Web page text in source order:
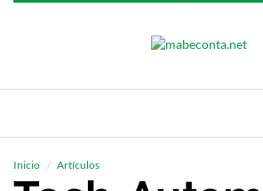
Inicio Artículos